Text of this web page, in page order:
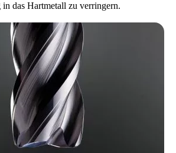
das Hartmetall zu verringern.